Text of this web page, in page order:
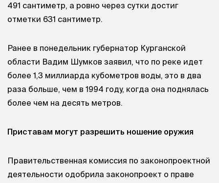
491 сантиметр, а ровно через сутки достиг
отметки 631 сантиметр.
Ранее в понедельник губернатор Курганской
области Вадим Шумков заявил, что по реке идет
более 1,3 миллиарда кубометров воды, это в два
раза больше, чем в 1994 году, когда она поднялась
более чем на десять метров.
Приставам могут разрешить ношение оружия
Правительственная комиссия по законопроектной
деятельности одобрила законопроект о праве